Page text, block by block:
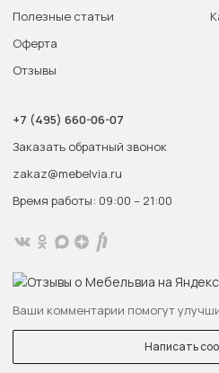
Полезные статьи
Оферта
Отзывы
+7 (495) 660-06-07
Заказать обратный звонок
zakaz@mebelvia.ru
Время работы: 09:00 – 21:00
Ваши комментарии помогут
Написать